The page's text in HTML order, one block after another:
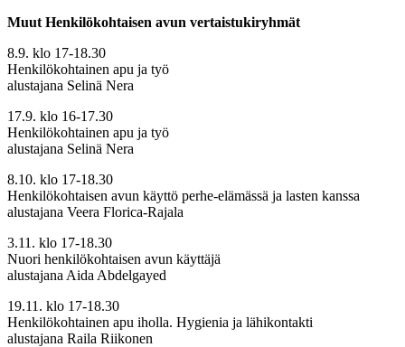
Muut Henkilökohtaisen avun vertaistukiryhmät
8.9. klo 17-18.30
Henkilökohtainen apu ja työ
alustajana Selinä Nera
17.9. klo 16-17.30
Henkilökohtainen apu ja työ
alustajana Selinä Nera
8.10. klo 17-18.30
Henkilökohtaisen avun käyttö perhe-elämässä ja lasten kanssa
alustajana Veera Florica-Rajala
3.11. klo 17-18.30
Nuori henkilökohtaisen avun käyttäjä
alustajana Aida Abdelgayed
19.11. klo 17-18.30
Henkilökohtainen apu iholla. Hygienia ja lähikontakti
alustajana Raila Riikonen